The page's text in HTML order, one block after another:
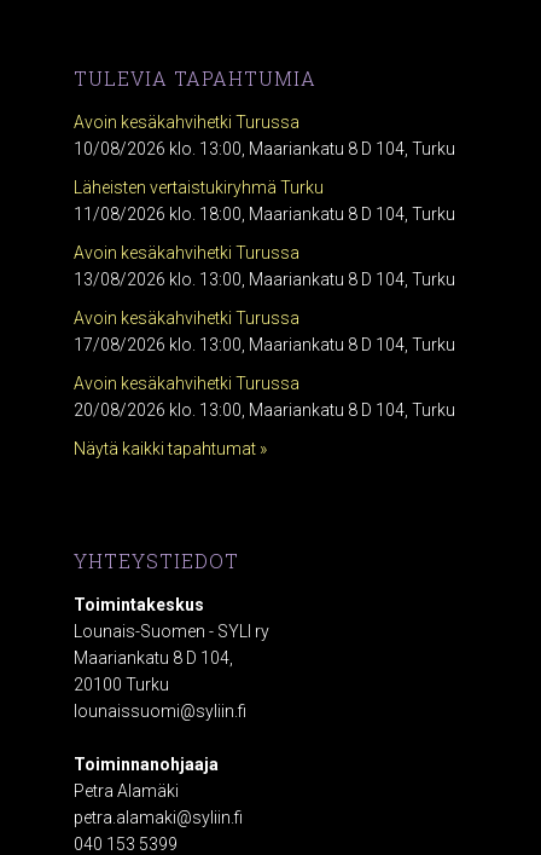
TULEVIA TAPAHTUMIA
Avoin kesäkahvihetki Turussa
10/08/2026 klo. 13:00, Maariankatu 8 D 104, Turku
Läheisten vertaistukiryhmä Turku
11/08/2026 klo. 18:00, Maariankatu 8 D 104, Turku
Avoin kesäkahvihetki Turussa
13/08/2026 klo. 13:00, Maariankatu 8 D 104, Turku
Avoin kesäkahvihetki Turussa
17/08/2026 klo. 13:00, Maariankatu 8 D 104, Turku
Avoin kesäkahvihetki Turussa
20/08/2026 klo. 13:00, Maariankatu 8 D 104, Turku
Näytä kaikki tapahtumat »
YHTEYSTIEDOT
Toimintakeskus
Lounais-Suomen - SYLI ry
Maariankatu 8 D 104,
20100 Turku
lounaissuomi@syliin.fi
Toiminnanohjaaja
Petra Alamäki
petra.alamaki@syliin.fi
040 153 5399